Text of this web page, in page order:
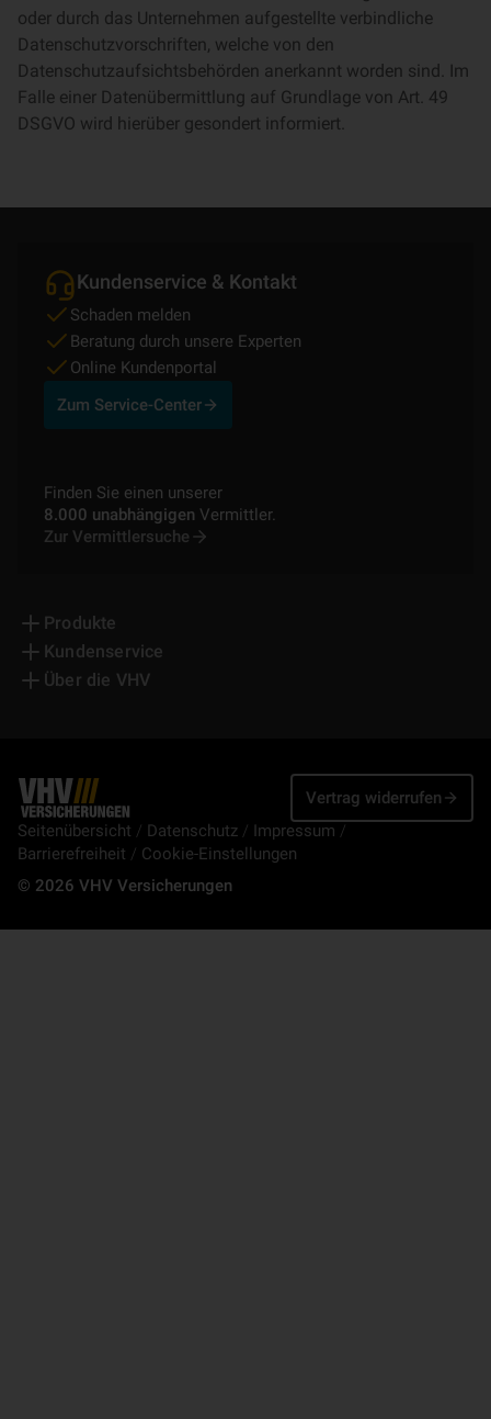
oder durch das Unternehmen aufgestellte verbindliche
Datenschutzvorschriften, welche von den
Datenschutzaufsichtsbehörden anerkannt worden sind. Im
Falle einer Datenübermittlung auf Grundlage von Art. 49
DSGVO wird hierüber gesondert informiert.
Kundenservice & Kontakt
Schaden melden
Beratung durch unsere Experten
Online Kundenportal
Zum Service-Center
Finden Sie einen unserer
8.000 unabhängigen Vermittler.
Zur Vermittlersuche
Produkte
Kundenservice
Über die VHV
Seitenübersicht Datenschutz
Impressum
Barrierefreiheit
Cookie-Einstellungen
© 2026 VHV Versicherungen
Vertrag widerrufen